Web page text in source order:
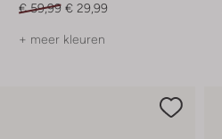
€ 59,99 € 29,99
+ meer kleuren